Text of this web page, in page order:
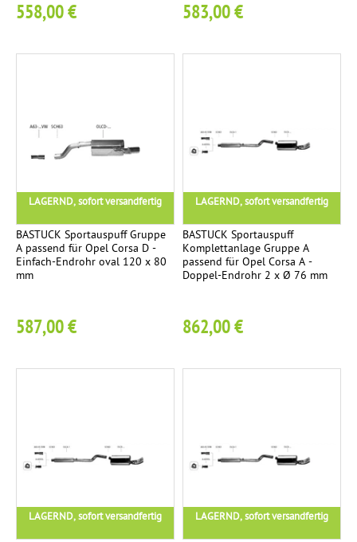
558,00 € 583,00 €
LAGERND, sofort versandfertig
BASTUCK Sportauspuff Gruppe
A passend für Opel Corsa D -
Einfach-Endrohr oval 120 x 80
mm
587,00 €
LAGERND, sofort versandfertig
BASTUCK Sportauspuff
Komplettanlage Gruppe A
passend für Opel Corsa A -
Doppel-Endrohr 2 x Ø 76 mm
862,00 €
LAGERND, sofort versandfertig LAGERND, sofort versandfertig